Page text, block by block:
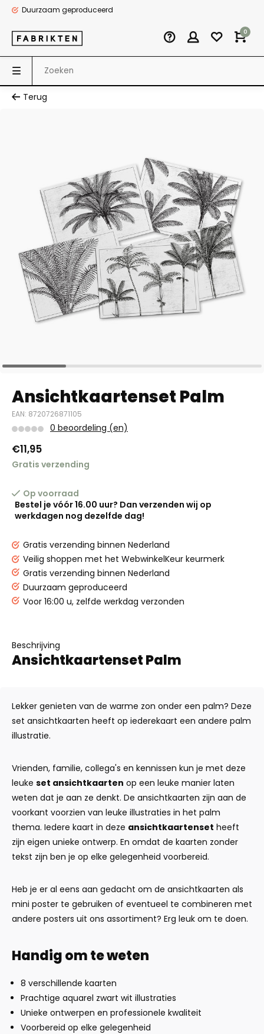
Duurzaam geproduceerd
0
Terug
Ansichtkaartenset Palm
EAN: 8720726871105
0 beoordeling (en)
€11,95
Gratis verzending
Op voorraad
Bestel je vóór 16.00 uur? Dan verzenden wij op
werkdagen nog dezelfde dag!
Gratis verzending binnen Nederland
Veilig shoppen met het WebwinkelKeur keurmerk
Gratis verzending binnen Nederland
Duurzaam geproduceerd
Voor 16:00 u, zelfde werkdag verzonden
Beschrijving
Ansichtkaartenset Palm
Lekker genieten van de warme zon onder een palm? Deze
set ansichtkaarten heeft op iederekaart een andere palm
illustratie.
Vrienden, familie, collega's en kennissen kun je met deze
leuke set ansichtkaarten op een leuke manier laten
weten dat je aan ze denkt. De ansichtkaarten zijn aan de
voorkant voorzien van leuke illustraties in het palm
thema. Iedere kaart in deze ansichtkaartenset heeft
zijn eigen unieke ontwerp. En omdat de kaarten zonder
tekst zijn ben je op elke gelegenheid voorbereid.
Heb je er al eens aan gedacht om de ansichtkaarten als
mini poster te gebruiken of eventueel te combineren met
andere posters uit ons assortiment? Erg leuk om te doen.
Handig om te weten
8 verschillende kaarten
Prachtige aquarel zwart wit illustraties
Unieke ontwerpen en professionele kwaliteit
Voorbereid op elke gelegenheid